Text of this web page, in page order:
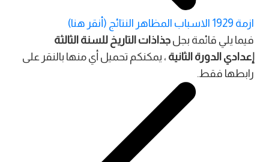
ازمة 1929 الاسباب المظاهر النتائج (أنقر هنا)
فيما يلي قائمة بجل جذاذات التاريخ للسنة الثالثة
إعدادي الدورة الثانية ، يمكنكم تحميل أي منها بالنقر على
رابطها فقط.